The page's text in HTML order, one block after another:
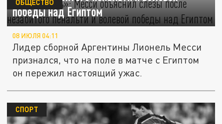
победы над Египтом
ОБЩЕСТВО
08 ИЮЛЯ 04:11
Лидер сборной Аргентины Лионель Месси
признался, что на поле в матче с Египтом
он пережил настоящий ужас.
СПОРТ